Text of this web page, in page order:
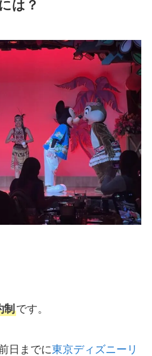
は？
制です。
日までに東京ディズニーリ